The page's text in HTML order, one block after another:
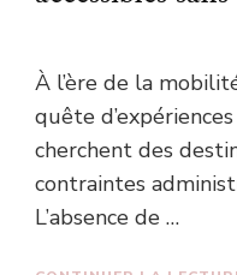
À l’ère de la
quête
cherchent des
contraintes
L’absence de …